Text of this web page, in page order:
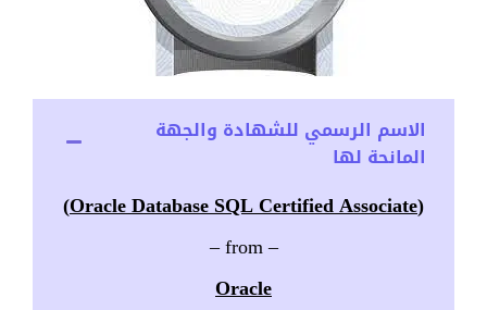
الاسم الرسمي للشهادة والجهة
المانحة لها
(Oracle Database SQL Certified Associate)
– from –
Oracle